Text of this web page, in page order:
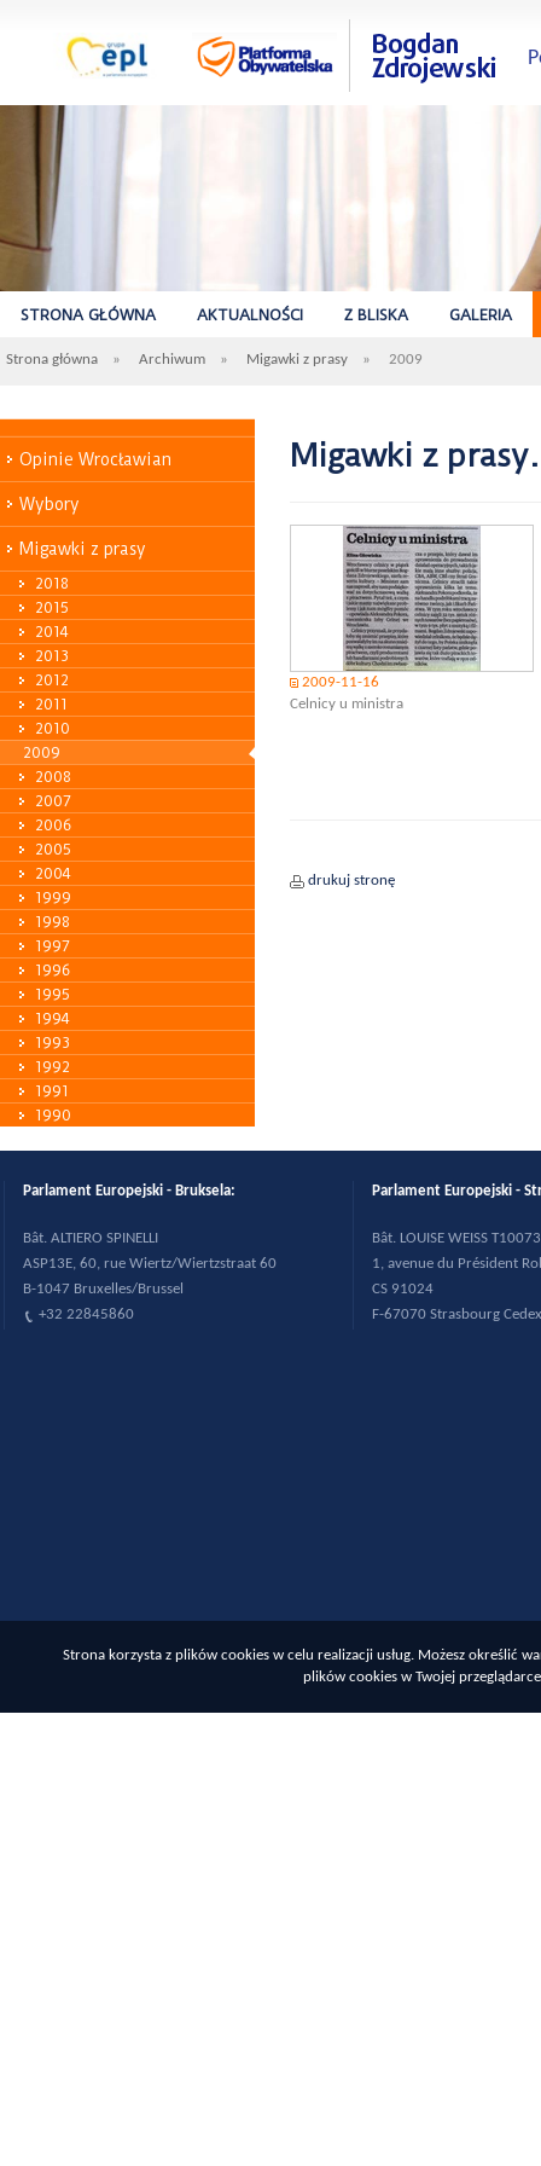
STRONA GŁÓWNA AKTUALNOŚCI Z BLISKA GALERIA
Strona główna » Archiwum » Migawki z prasy » 2009
Opinie Wrocławian
Wybory
Migawki z prasy
2018
2015
2014
2013
2012
2011
2010
2009
2008
2007
2006
2005
2004
1999
1998
1997
1996
1995
1994
1993
1992
1991
1990
Migawki z
2009-11-16
Celnicy u ministra
drukuj stronę
Strona korzysta z plików cookies w celu realizacji usług. Możesz określić
plików cookies w Twojej
Parlament Europejski - Bruksela:
Bât. ALTIERO SPINELLI
ASP13E, 60, rue Wiertz/Wiertzstraat 60
B-1047 Bruxelles/Brussel
+32 22845860
Parlament Europejski -
Bât. LOUISE WEISS T10073
1, avenue du Président
CS 91024
F-67070 Strasbourg Cedex